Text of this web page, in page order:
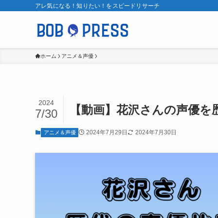
アレ気になる！知りたい！をスピードリサーチ
ホーム アニメ＆声優
【動画】花沢さんの声優
2024
7/30
アニメ＆声優 2024年7月29日 2024年7月30日